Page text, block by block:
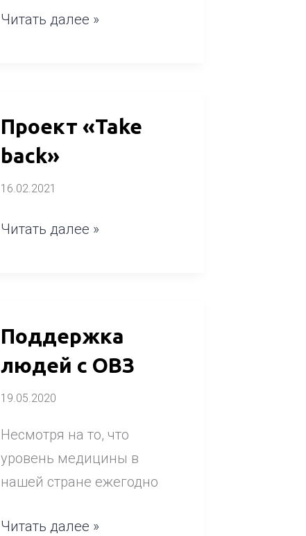
Читать далее »
Проект «Take
back»
16.02.2021
Проект
«Take
Читать далее »
Поддержка
людей с ОВЗ
19.05.2020
Несмотря на то, что
уровень медицины в
нашей стране ежегодно
Поддержка
ОВЗ
Читать далее »